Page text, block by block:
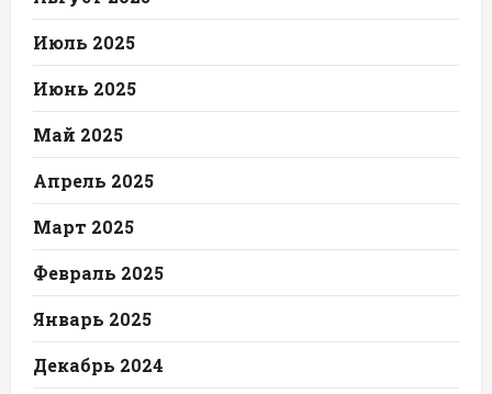
Июль 2025
Июнь 2025
Май 2025
Апрель 2025
Март 2025
Февраль 2025
Январь 2025
Декабрь 2024